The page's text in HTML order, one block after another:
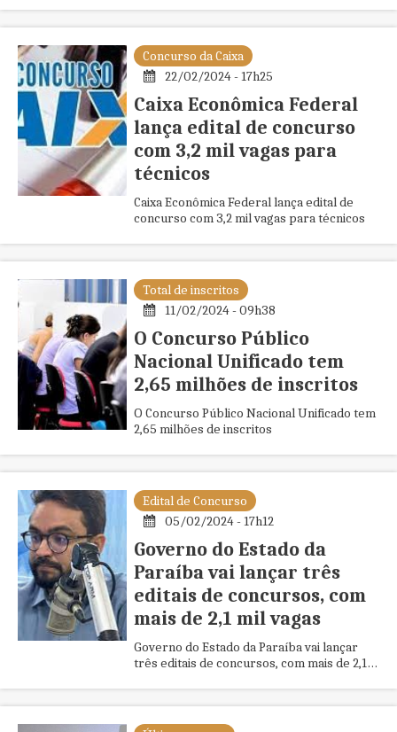
Concurso da Caixa
22/02/2024 - 17h25
Caixa Econômica Federal
lança edital de concurso
com 3,2 mil vagas para
técnicos
Caixa Econômica Federal lança edital de
concurso com 3,2 mil vagas para técnicos
Total de inscritos
11/02/2024 - 09h38
O Concurso Público
Nacional Unificado tem
2,65 milhões de inscritos
O Concurso Público Nacional Unificado tem
2,65 milhões de inscritos
Edital de Concurso
05/02/2024 - 17h12
Governo do Estado da
Paraíba vai lançar três
editais de concursos, com
mais de 2,1 mil vagas
Governo do Estado da Paraíba vai lançar
três editais de concursos, com mais de 2,1